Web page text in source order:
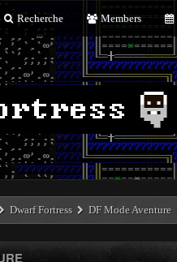
Recherche Members
Dwarf Fortress DF Mode Aventure